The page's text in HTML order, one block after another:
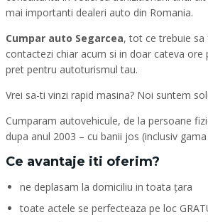
mai importanti dealeri auto din Romania.
Cumpar auto Segarcea, tot ce trebuie sa
contactezi chiar acum si in doar cateva
pret pentru autoturismul tau.
Vrei sa-ti vinzi rapid masina? Noi suntem
Cumparam autovehicule, de la persoane
dupa anul 2003 – cu banii jos (inclusiv
Ce avantaje iti oferim?
ne deplasam la domiciliu in toata țara
toate actele se perfecteaza pe loc